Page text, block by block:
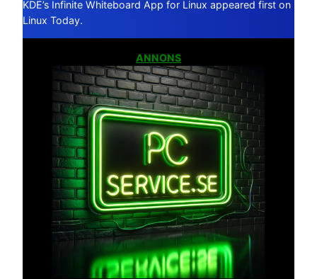
KDE’s Infinite Whiteboard App for Linux appeared first on
Linux Today.
ANNONS